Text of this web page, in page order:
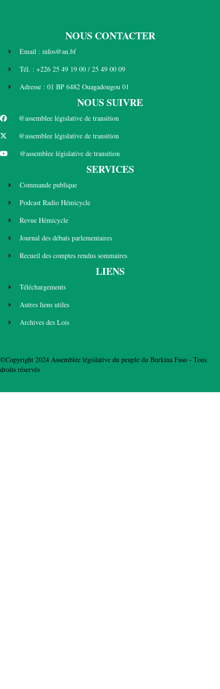
NOUS CONTACTER
Email : infos@an.bf
Tél. : +226 25 49 19 00 / 25 49 00 09
Adresse : 01 BP 6482 Ouagadougou 01
NOUS SUIVRE
@assemblee législative de transition
@assemblee législative de transition
@assemblee législative de transition
SERVICES
Commande publique
Podcast Radio Hémicycle
Revue Hémicycle
Journal des débats parlementaires
Recueil des comptes rendus sommaires
LIENS
Téléchargements
Autres liens utiles
Archives des Lois
©Copyright 2024 Assemblée législative du peuple du Burkina Faso - Tous
droits réservés